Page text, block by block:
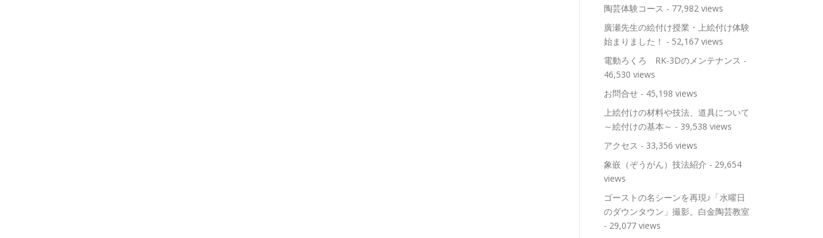
陶芸体験コース - 77,982 views
廣瀬先生の絵付け授業・上絵付け体験
始まりました！ - 52,167 views
電動ろくろ RK-3Dのメンテナンス -
46,530 views
お問合せ - 45,198 views
上絵付けの材料や技法、道具について
～絵付けの基本～ - 39,538 views
アクセス - 33,356 views
象嵌（ぞうがん）技法紹介 - 29,654
views
ゴーストの名シーンを再現♪「水曜日
のダウンタウン」撮影。白金陶芸教室
- 29,077 views